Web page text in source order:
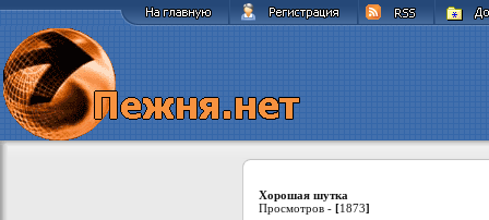
Хорошая шутка
Просмотров - [1873]